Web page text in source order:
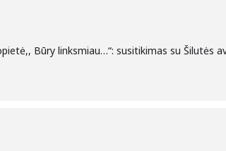
Būry linksmiau…“: susitikimas su Šilutės